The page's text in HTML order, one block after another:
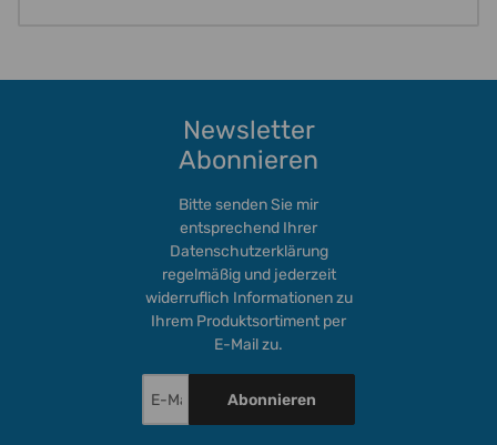
Newsletter
Abonnieren
Bitte senden Sie mir
entsprechend Ihrer
Datenschutzerklärung
regelmäßig und jederzeit
widerruflich Informationen zu
Ihrem Produktsortiment per
E-Mail zu.
Abonnieren